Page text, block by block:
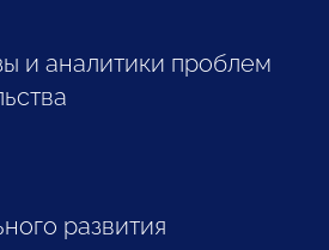
и аналитики проблем
развития